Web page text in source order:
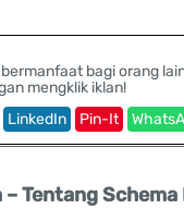
bagi orang
mengklik iklan!
LinkedIn Pin-It
– Tentang